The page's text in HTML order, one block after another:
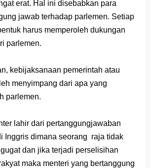
erat. Hal ini disebabkan para
jawab terhadap parlemen. Setiap
harus memperoleh dukungan
parlemen.
kebijaksanaan pemerintah atau
menyimpang dari apa yang
parlemen.
lahir dari pertanggungjawaban
Inggris dimana seorang raja tidak
dan jika terjadi perselisihan
maka menteri yang bertanggung